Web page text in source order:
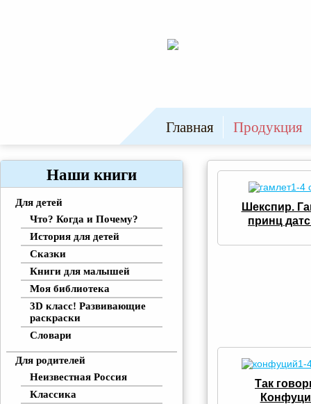
Главная Продукция
Наши книги
Для детей
Что? Когда и Почему?
История для детей
Сказки
Книги для малышей
Моя библиотека
3D класс! Развивающие
раскраски
Словари
Для родителей
Неизвестная Россия
Классика
Шекспир.
принц
Так